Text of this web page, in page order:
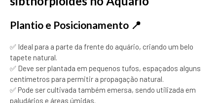
Plantio e Posicionamento 📍
✅ Ideal para a parte da frente do aquário, criando um belo
tapete natural.
✅ Deve ser plantada em pequenos tufos, espaçados alguns
centímetros para permitir a propagação natural.
✅ Pode ser cultivada também emersa, sendo utilizada em
paludários e áreas úmidas.